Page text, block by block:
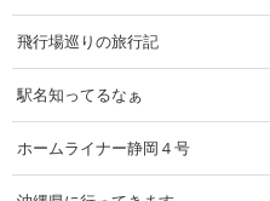
飛行場巡りの旅行記
駅名知ってるなぁ
ホームライナー静岡４号